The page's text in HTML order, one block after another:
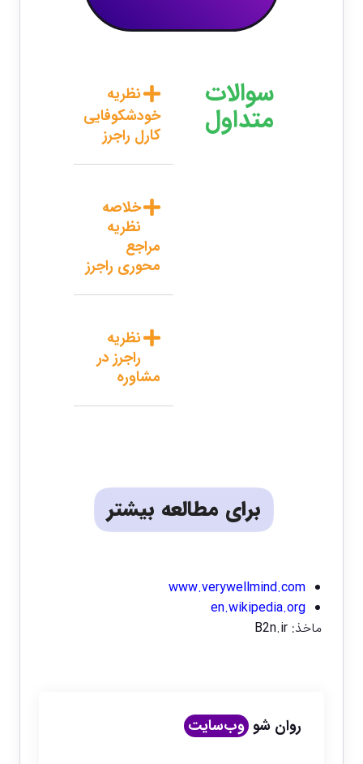
سوالات
متداول
نظریه
خودشکوفایی
کارل راجرز
خلاصه
نظریه
مراجع
محوری راجرز
نظریه
راجرز در
مشاوره
برای مطالعه بیشتر
www.verywellmind.com
en.wikipedia.org
ماخذ:B2n.ir
روان شو وب‌سایت